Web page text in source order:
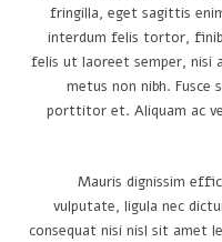
fringilla, eget sagittis
interdum felis tortor,
felis ut laoreet semper, nisi
metus non nibh.
porttitor et. Aliquam ac
Mauris dignissim
vulputate, ligula nec
consequat nisi nisl sit amet